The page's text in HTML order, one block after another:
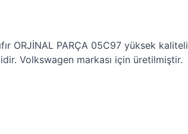
ORJİNAL PARÇA 05C97 yüksek kaliteli
Volkswagen markası için üretilmiştir.